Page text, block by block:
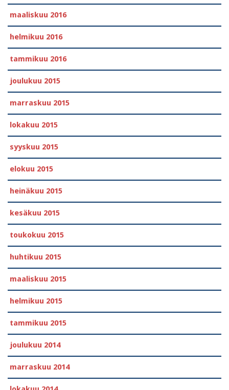
maaliskuu 2016
helmikuu 2016
tammikuu 2016
joulukuu 2015
marraskuu 2015
lokakuu 2015
syyskuu 2015
elokuu 2015
heinäkuu 2015
kesäkuu 2015
toukokuu 2015
huhtikuu 2015
maaliskuu 2015
helmikuu 2015
tammikuu 2015
joulukuu 2014
marraskuu 2014